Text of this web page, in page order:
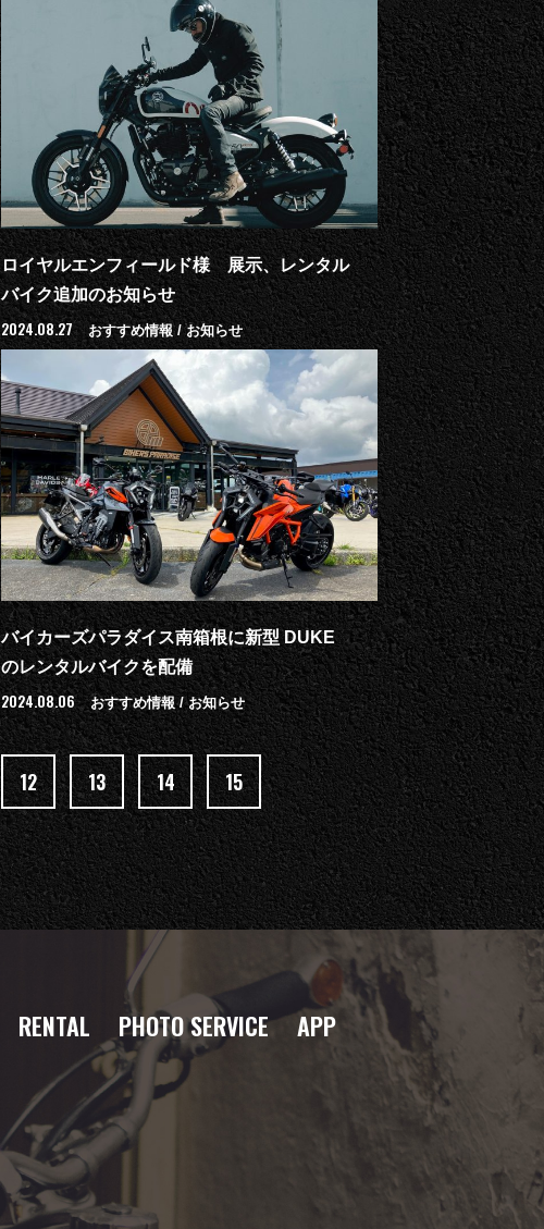
ロイヤルエンフィールド様 展示、レンタル
バイク追加のお知らせ
2024.08.27 おすすめ情報 / お知らせ
バイカーズパラダイス南箱根に新型 DUKE
のレンタルバイクを配備
2024.08.06 おすすめ情報 / お知らせ
12 13 14 15
RENTAL PHOTO SERVICE
APP